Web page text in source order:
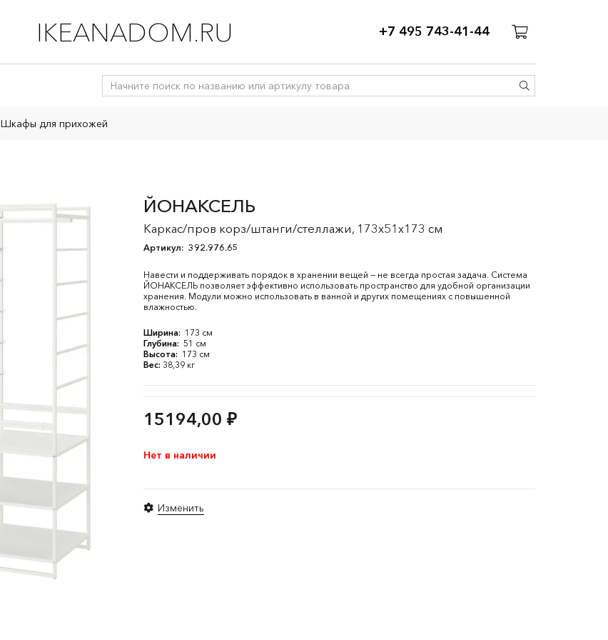
IKEANADOM.RU +7 495 743-41-44
Шкафы для прихожей
ЙОНАКСЕЛЬ
Каркас/пров корз/штанги/стеллажи, 173x51x173 см
Артикул: 392.976.65
Навести и поддерживать порядок в хранении вещей — не всегда простая задача. Система
ЙОНАКСЕЛЬ позволяет эффективно использовать пространство для удобной организации
хранения. Модули можно использовать в ванной и других помещениях с повышенной
влажностью.
Ширина: 173 см
Глубина: 51 см
Высота: 173 см
Вес: 38,39 кг
15194,00 ₽
Нет в наличии
Изменить